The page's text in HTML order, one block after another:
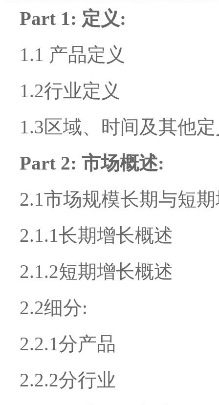
Part 1: 定义:
1.1 产品定义
1.2行业定义
1.3区域、时间及其他
Part 2: 市场概述:
2.1市场规模长期与短
2.1.1长期增长概述
2.1.2短期增长概述
2.2细分:
2.2.1分产品
2.2.2分行业